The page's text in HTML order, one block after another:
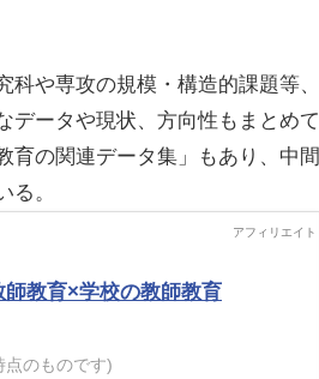
や専攻の規模・構造的課題等、
データや現状、方向性もまとめて
育の関連データ集」もあり、中間
。
教育×学校の教師教育
点のものです)